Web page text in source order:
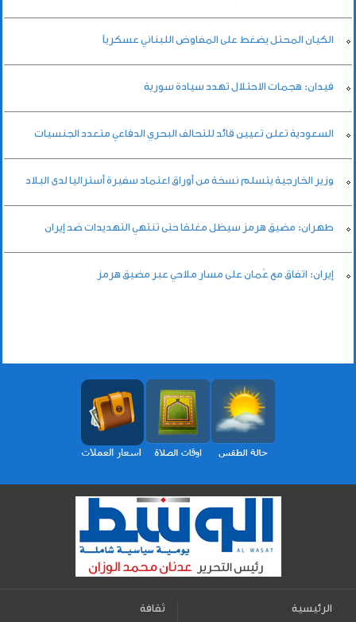
الكيان المحتل يضغط على المفاوض اللبناني عسكرياً
فيدان: هجمات الاحتلال تهدد سيادة سورية
السعودية تعلن تعيين قائد للتحالف البحري الدفاعي متعدد الجنسيات
وزير الخارجية يتسلم نسخة من أوراق اعتماد سفيرة أستراليا لدى البلاد
طهران: مضيق هرمز سيظل مغلقا حتى تنتهي التهديدات ضد إيران
إيران: اتفاق مع عُمان على مسار ملاحي عبر مضيق هرمز
الرئيسية ثقافة